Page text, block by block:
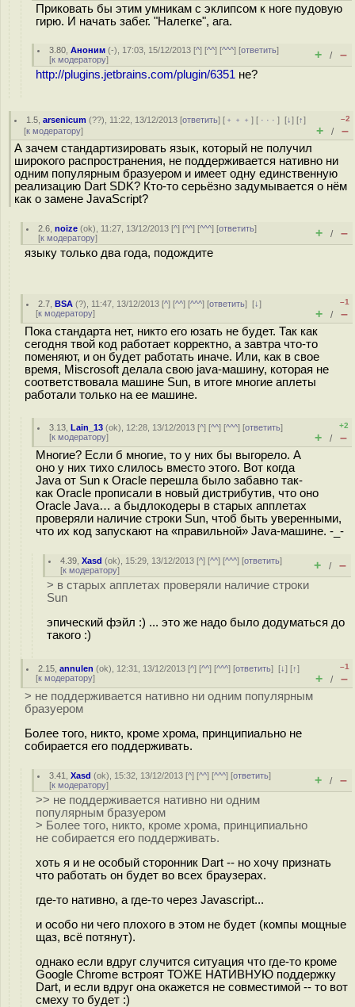
Приковать бы этим умникам с эклипсом к ноге пудовую
гирю. И начать забег. "Налегке", ага.
3.80 ,Аноним (-), 17:03, 15/12/2013 [^] [^^] [^^^] [ответить]
[к модератору] + / –
http://plugins.jetbrains.com/plugin/6351 не?
1.5 ,arsenicum (??), 11:22, 13/12/2013 [ответить] [ ﹢﹢﹢] [ · · ·][↓] [↑]
[к модератору]
–2
+ / –
А зачем стандартизировать язык, который не получил
широкого распространения, не поддерживается нативно ни
одним популярным бразуером и имеет одну единственную
реализацию Dart SDK? Кто-то серьёзно задумывается о нём
как о замене JavaScript?
2.6 ,noize (ok), 11:27, 13/12/2013 [^] [^^] [^^^] [ответить]
[к модератору] + / –
языку только два года, подождите
2.7 ,BSA (?), 11:47, 13/12/2013 [^] [^^] [^^^] [ответить][↓]
[к модератору]
–1
+ / –
Пока стандарта нет, никто его юзать не будет. Так как
сегодня твой код работает корректно, а завтра что-то
поменяют, и он будет работать иначе. Или, как в свое
время, Miscrosoft делала свою java-машину, которая не
соответствовала машине Sun, в итоге многие аплеты
работали только на ее машине.
3.13 ,Lain_13 (ok), 12:28, 13/12/2013 [^] [^^] [^^^] [ответить]
[к модератору]
+2
+ / –
Многие? Если б многие, то у них бы выгорело. А
оно у них тихо слилось вместо этого. Вот когда
Java от Sun к Oracle перешла было забавно так-
как Oracle прописали в новый дистрибутив, что оно
Oracle Java… а быдлокодеры в старых апплетах
проверяли наличие строки Sun, чтоб быть уверенными,
что их код запускают на «правильной» Java-машине. -_-
4.39 ,Xasd (ok), 15:29, 13/12/2013 [^] [^^] [^^^] [ответить]
[к модератору] + / –
> в старых апплетах проверяли наличие строки
Sun
эпический фэйл :) ... это же надо было додуматься до
такого :)
2.15 ,annulen (ok), 12:31, 13/12/2013 [^] [^^] [^^^] [ответить][↓] [↑]
[к модератору]
–1
+ / –
> не поддерживается нативно ни одним популярным
бразуером
Более того, никто, кроме хрома, принципиально не
собирается его поддерживать.
3.41 ,Xasd (ok), 15:32, 13/12/2013 [^] [^^] [^^^] [ответить]
[к модератору] + / –
>> не поддерживается нативно ни одним
популярным бразуером
> Более того, никто, кроме хрома, принципиально
не собирается его поддерживать.
хоть я и не особый сторонник Dart -- но хочу признать
что работать он будет во всех браузерах.
где-то нативно, а где-то через Javascript...
и особо ни чего плохого в этом не будет (компы мощные
щаз, всё потянут).
однако если вдруг случится ситуация что где-то кроме
Google Chrome встроят ТОЖЕ НАТИВНУЮ поддержку
Dart, и если вдруг она окажется не совместимой -- то вот
смеху то будет :)